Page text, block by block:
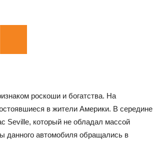
роскоши и богатства. На
в жители Америки. В середине
Seville, который не обладал массой
данного автомобиля обращались в